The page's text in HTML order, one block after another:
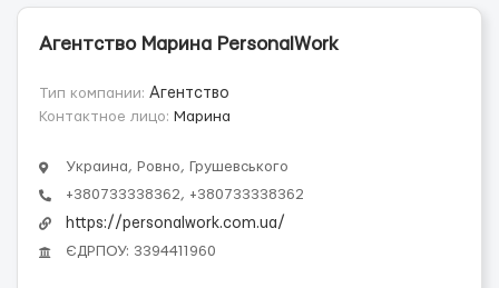
Агентство Марина PersonalWork
Тип компании: Агентство
Контактное лицо: Марина
Украина, Ровно, Грушевського
+380733338362, +380733338362
https://personalwork.com.ua/
ЄДРПОУ: 3394411960